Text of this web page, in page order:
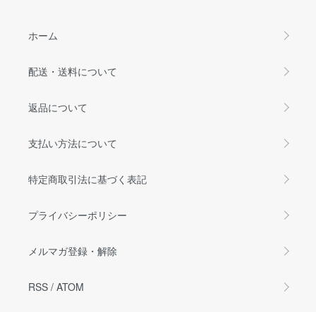
ホーム
配送・送料について
返品について
支払い方法について
特定商取引法に基づく表記
プライバシーポリシー
メルマガ登録・解除
RSS / ATOM